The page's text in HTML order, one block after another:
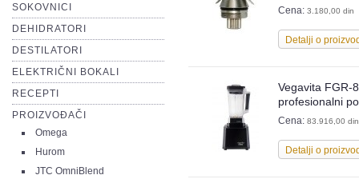
SOKOVNICI
DEHIDRATORI
DESTILATORI
ELEKTRIČNI BOKALI
RECEPTI
PROIZVOĐAČI
Omega
Hurom
JTC OmniBlend
Cena: 3.180,00 din
Detalji o
Vegavita FGR-
profesionalni
Cena: 83.916,00 din
Detalji o